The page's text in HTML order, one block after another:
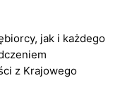
jak i każdego
z Krajowego